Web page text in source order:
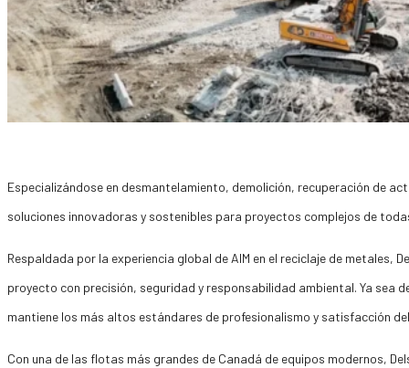
Especializándose en desmantelamiento, demolición, recuperación de
soluciones innovadoras y sostenibles para proyectos complejos de
Respaldada por la experiencia global de AIM en el reciclaje de
proyecto con precisión, seguridad y responsabilidad ambiental. Ya
mantiene los más altos estándares de profesionalismo y satisfacción
Con una de las flotas más grandes de Canadá de equipos modernos,